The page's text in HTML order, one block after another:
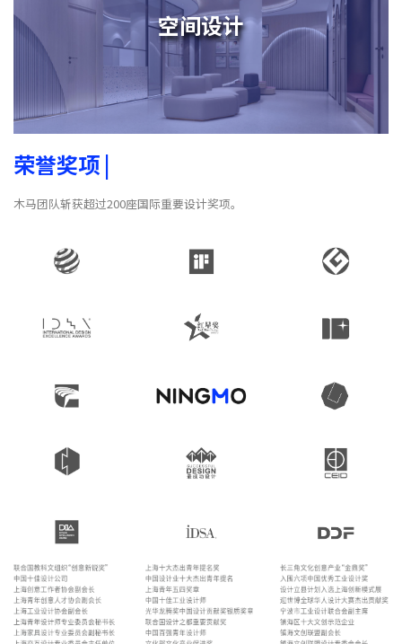
空间设计
荣誉奖项 |
木马团队斩获超过200座国际重要设计奖项。